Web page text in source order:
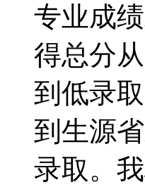
专业成
得总分
到低录
到生源
录取。